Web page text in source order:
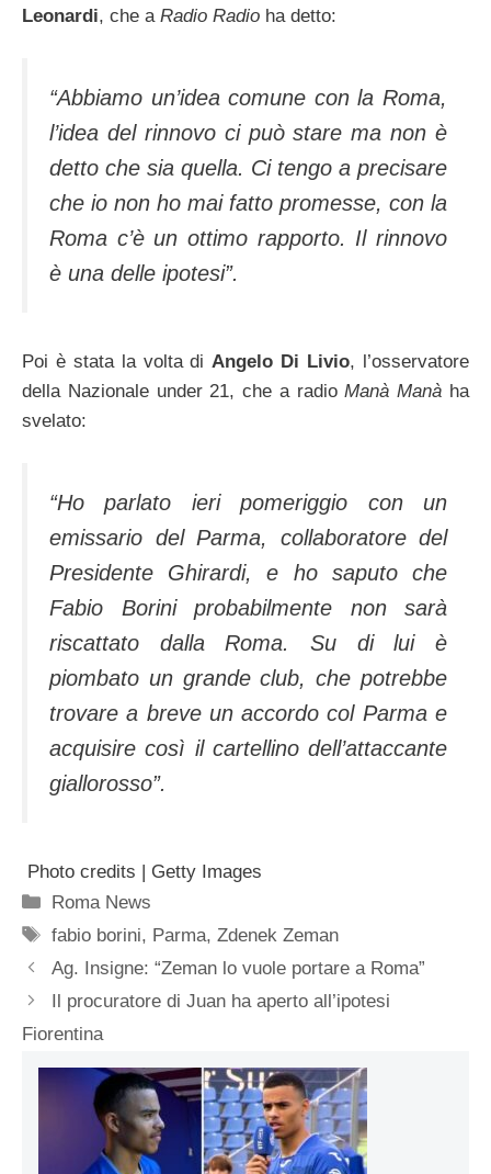
Leonardi, che a Radio Radio ha detto:
“Abbiamo un’idea comune con la Roma,
l’idea del rinnovo ci può stare ma non è
detto che sia quella. Ci tengo a precisare
che io non ho mai fatto promesse, con la
Roma c’è un ottimo rapporto. Il rinnovo
è una delle ipotesi”.
Poi è stata la volta diAngelo Di Livio, l’osservatore
della Nazionale under 21, che a radioManà Manà ha
svelato:
“Ho parlato ieri pomeriggio con un
emissario del Parma, collaboratore del
Presidente Ghirardi, e ho saputo che
Fabio Borini probabilmente non sarà
riscattato dalla Roma. Su di lui è
piombato un grande club, che potrebbe
trovare a breve un accordo col Parma e
acquisire così il cartellino dell’attaccante
giallorosso”.
Photo credits | Getty Images
Categorie
Roma News
Tag
fabio borini, Parma,Zdenek Zeman
Ag. Insigne: “Zeman lo vuole portare a Roma”
Il procuratore di Juan ha aperto all’ipotesi
Fiorentina